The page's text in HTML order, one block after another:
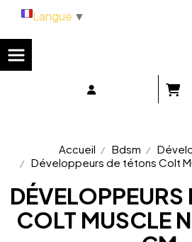
Accueil Bdsm
Développeurs de tétons Colt
DÉVELOPPEURS
COLT MUSCLE
Langue ▼